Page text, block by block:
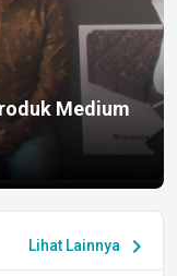
Medium
Lihat Lainnya chevron_right